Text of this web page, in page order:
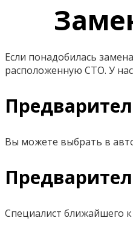
Если понадобилась
расположенную СТО. У
Вы можете выбрать в
Специалист ближайшего